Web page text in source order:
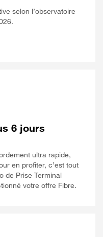
selon l’observatoire
6 jours
ultra rapide,
en profiter, c’est tout
de Prise Terminal
votre offre Fibre.